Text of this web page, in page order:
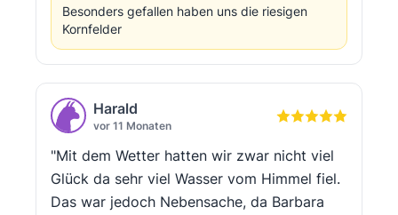
Besonders gefallen haben uns die riesigen
Kornfelder
Harald
vor 11 Monaten
"Mit dem Wetter hatten wir zwar nicht viel
Glück da sehr viel Wasser vom Himmel fiel.
Das war jedoch Nebensache, da Barbara